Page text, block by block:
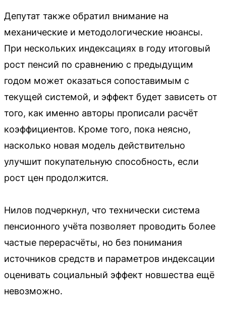
Депутат также обратил внимание на
механические и методологические нюансы.
При нескольких индексациях в году итоговый
рост пенсий по сравнению с предыдущим
годом может оказаться сопоставимым с
текущей системой, и эффект будет зависеть от
того, как именно авторы прописали расчёт
коэффициентов. Кроме того, пока неясно,
насколько новая модель действительно
улучшит покупательную способность, если
рост цен продолжится.
Нилов подчеркнул, что технически система
пенсионного учёта позволяет проводить более
частые перерасчёты, но без понимания
источников средств и параметров индексации
оценивать социальный эффект новшества ещё
невозможно.